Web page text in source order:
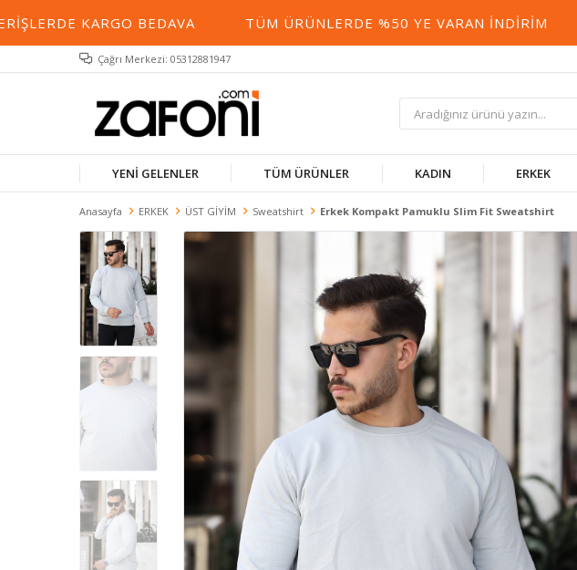
KARGO BEDAVA TÜM ÜRÜNLERDE %50 YE VARAN İNDIRIM
Çağrı Merkezi: 05312881947
YENİ GELENLER TÜM ÜRÜNLER KADIN ERKEK
Anasayfa ERKEK ÜST GİYİM Sweatshirt Erkek Kompakt Pamuklu Slim Fit Sweatshirt